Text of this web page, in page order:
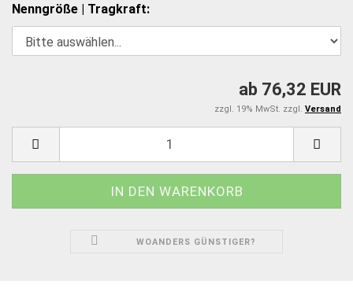
Nenngröße | Tragkraft:
ab 76,32 EUR
zzgl. 19% MwSt. zzgl. Versand
WOANDERS GÜNSTIGER?